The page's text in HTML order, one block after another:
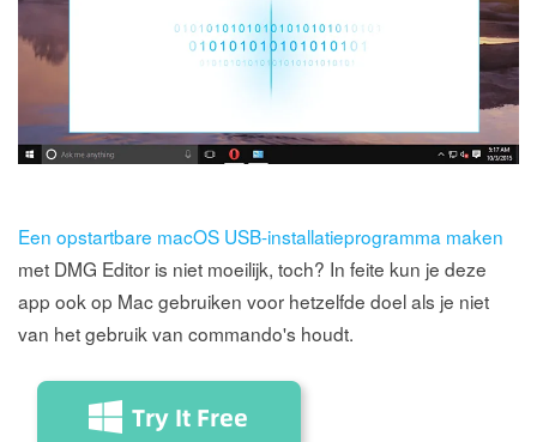
Een opstartbare macOS USB-installatieprogramma maken
met DMG Editor is niet moeilijk, toch? In feite kun je deze
app ook op Mac gebruiken voor hetzelfde doel als je niet
van het gebruik van commando's houdt.